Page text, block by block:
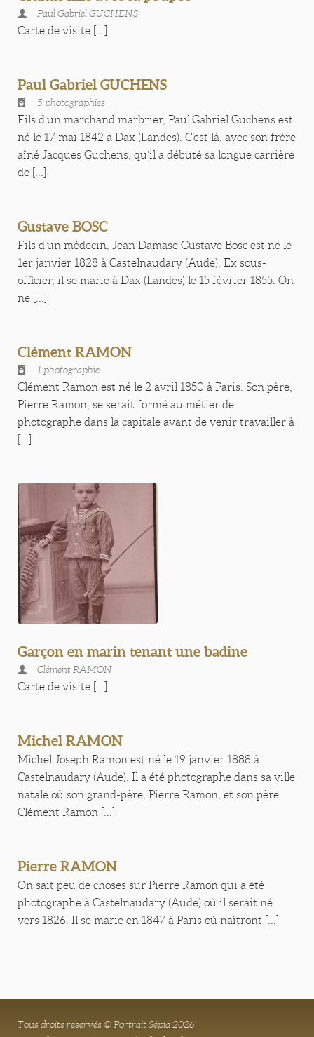
Paul Gabriel GUCHENS
Carte de visite [...]
Paul Gabriel GUCHENS
5 photographies
Fils d’un marchand marbrier, Paul Gabriel Guchens est
né le 17 mai 1842 à Dax (Landes). C’est là, avec son frère
aîné Jacques Guchens, qu’il a débuté sa longue carrière
de [...]
Gustave BOSC
Fils d’un médecin, Jean Damase Gustave Bosc est né le
1er janvier 1828 à Castelnaudary (Aude). Ex sous-
officier, il se marie à Dax (Landes) le 15 février 1855. On
ne [...]
Clément RAMON
1 photographie
Clément Ramon est né le 2 avril 1850 à Paris. Son père,
Pierre Ramon, se serait formé au métier de
photographe dans la capitale avant de venir travailler à
Garçon en marin tenant une badine
Clément RAMON
Carte de visite [...]
Michel RAMON
Michel Joseph Ramon est né le 19 janvier 1888 à
Castelnaudary (Aude). Il a été photographe dans sa ville
natale où son grand-père, Pierre Ramon, et son père
Clément Ramon [...]
Pierre RAMON
On sait peu de choses sur Pierre Ramon qui a été
photographe à Castelnaudary (Aude) où il serait né
vers 1826. Il se marie en 1847 à Paris où naîtront [...]
Tous droits réservés © Portrait Sépia 2026